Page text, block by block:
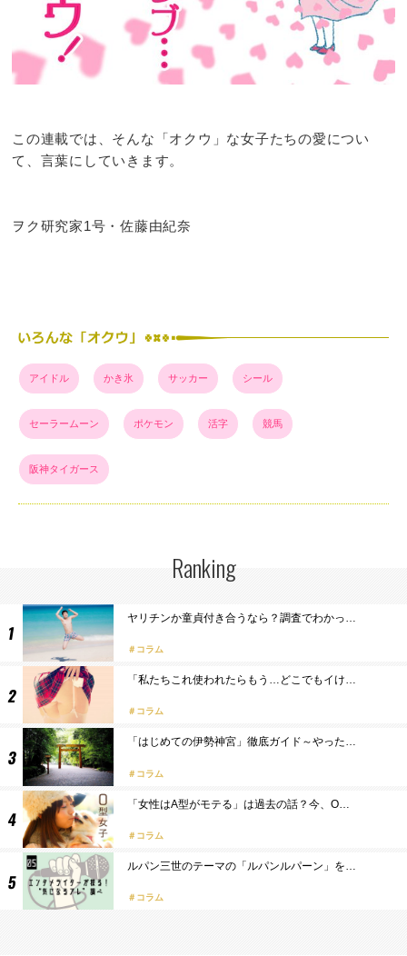
この連載では、そんな「オクウ」な女子たちの愛につい
て、言葉にしていきます。
ヲク研究家1号・佐藤由紀奈
アイドル かき氷 サッカー シール
セーラームーン ポケモン 活字 競馬
阪神タイガース
Ranking
ヤリチンか童貞付き合うなら？調査でわかっ…
コラム
「私たちこれ使われたらもう…どこでもイけ…
コラム
「はじめての伊勢神宮」徹底ガイド～やった…
コラム
「女性はA型がモテる」は過去の話？今、O…
コラム
ルパン三世のテーマの「ルパンルパーン」を…
コラム